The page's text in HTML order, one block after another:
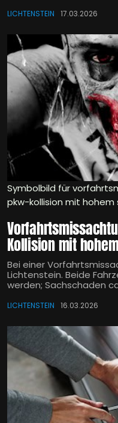
LICHTENSTEIN 17.03.2026
Symbolbild für
pkw-kollision mit hohem
Kollision mit
Bei einer
Lichtenstein. Beide
werden; Sachschaden
LICHTENSTEIN 16.03.2026